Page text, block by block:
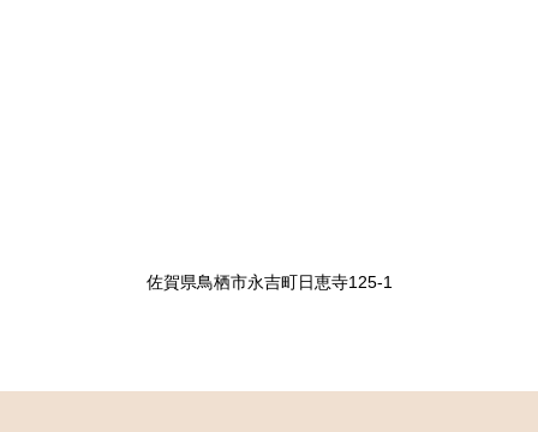
佐賀県鳥栖市永吉町日恵寺125-1